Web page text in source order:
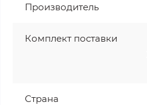
Производитель
Комплект поставки
Страна